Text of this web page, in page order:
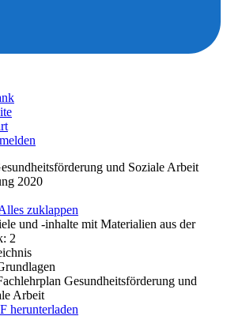
und Soziale Arbeit
2020
zuklappen
und -inhalte mit Materialien aus der
2
Gesundheitsförderung und
Arbeit
herunterladen